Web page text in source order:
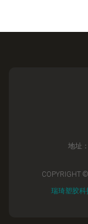
地址
COPYRIGHT
瑞琦塑胶科